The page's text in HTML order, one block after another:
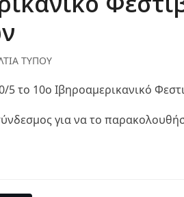
ΤΥΠΟΥ
5 το 10ο Ιβηροαμερικανικό
για να το